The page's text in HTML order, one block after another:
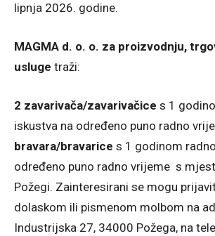
lipnja 2026. godine.
MAGMA d. o. o. za proizvodnju,
usluge traži:
2 zavarivača/zavarivačice s 1
iskustva na određeno puno radno
bravara/bravarice s 1 godinom
određeno puno radno vrijeme s
Požegi. Zainteresirani se mogu
dolaskom ili pismenom molbom na
Industrijska 27, 34000 Požega, na